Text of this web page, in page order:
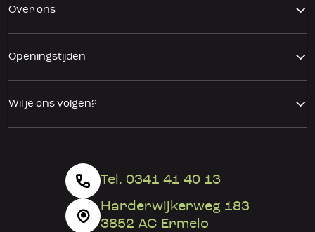
Over ons
Openingstijden
Wil je ons volgen?
Tel. 0341 41 40 13
Harderwijkerweg 183
3852 AC Ermelo